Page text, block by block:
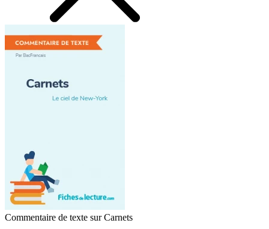
Commentaire de texte sur Carnets